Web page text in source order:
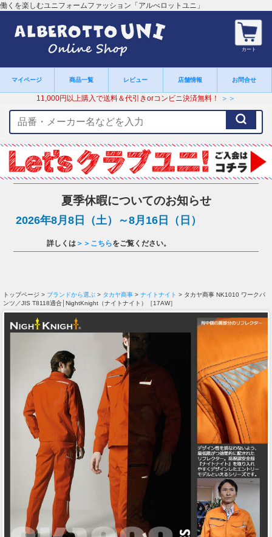
働くを楽しむユニフォームファッション「アルべロットユニ」
カート
マイページ 商品一覧 レビュー 店舗情報 お問合せ
11,000円以上購入で送料＆代引きorコンビニ決済無料！ ＞＞
ー
ワ
ー
ド
夏季休暇についてのお知らせ
2026年8月8日（土）～8月16日（日）
詳しくは ＞＞こちらをご覧ください。
トップページ > ブランドから選ぶ > タカヤ商事 > ナイトナイト > タカヤ商事 NK1010 ワークパ
ンツ／JIS T8118適合│NightKnight（ナイトナイト）［17AW］